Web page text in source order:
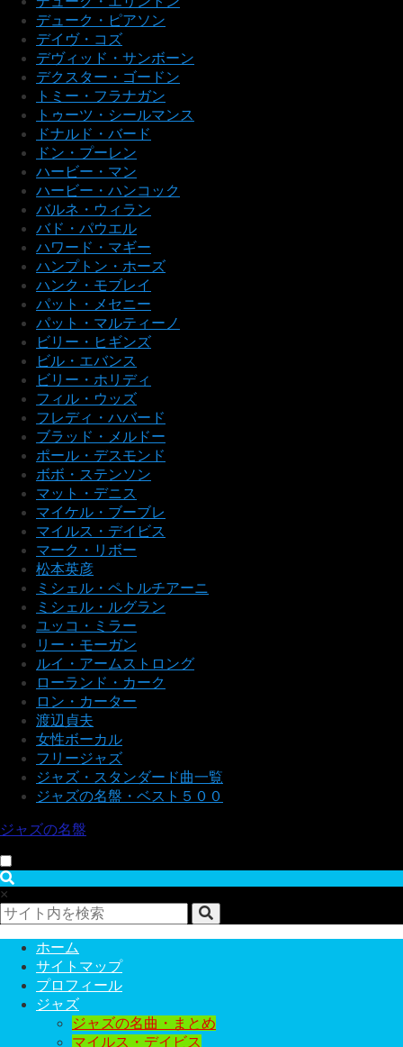
デューク・ピアソン
デイヴ・コズ
デヴィッド・サンボーン
デクスター・ゴードン
トミー・フラナガン
トゥーツ・シールマンス
ドナルド・バード
ドン・プーレン
ハービー・マン
ハービー・ハンコック
バルネ・ウィラン
バド・パウエル
ハワード・マギー
ハンプトン・ホーズ
ハンク・モブレイ
パット・メセニー
パット・マルティーノ
ビリー・ヒギンズ
ビル・エバンス
ビリー・ホリディ
フィル・ウッズ
フレディ・ハバード
ブラッド・メルドー
ポール・デスモンド
ボボ・ステンソン
マット・デニス
マイケル・ブーブレ
マイルス・デイビス
マーク・リボー
松本英彦
ミシェル・ペトルチアーニ
ミシェル・ルグラン
ユッコ・ミラー
リー・モーガン
ルイ・アームストロング
ローランド・カーク
ロン・カーター
渡辺貞夫
女性ボーカル
フリージャズ
ジャズ・スタンダード曲一覧
ジャズの名盤・ベスト５００
ジャズの名盤
×
ホーム
サイトマップ
プロフィール
ジャズ
ジャズの名曲・まとめ
マイルス・デイビス